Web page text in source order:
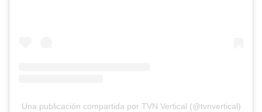
Una publicación compartida por TVN Vertical (@tvnvertical)